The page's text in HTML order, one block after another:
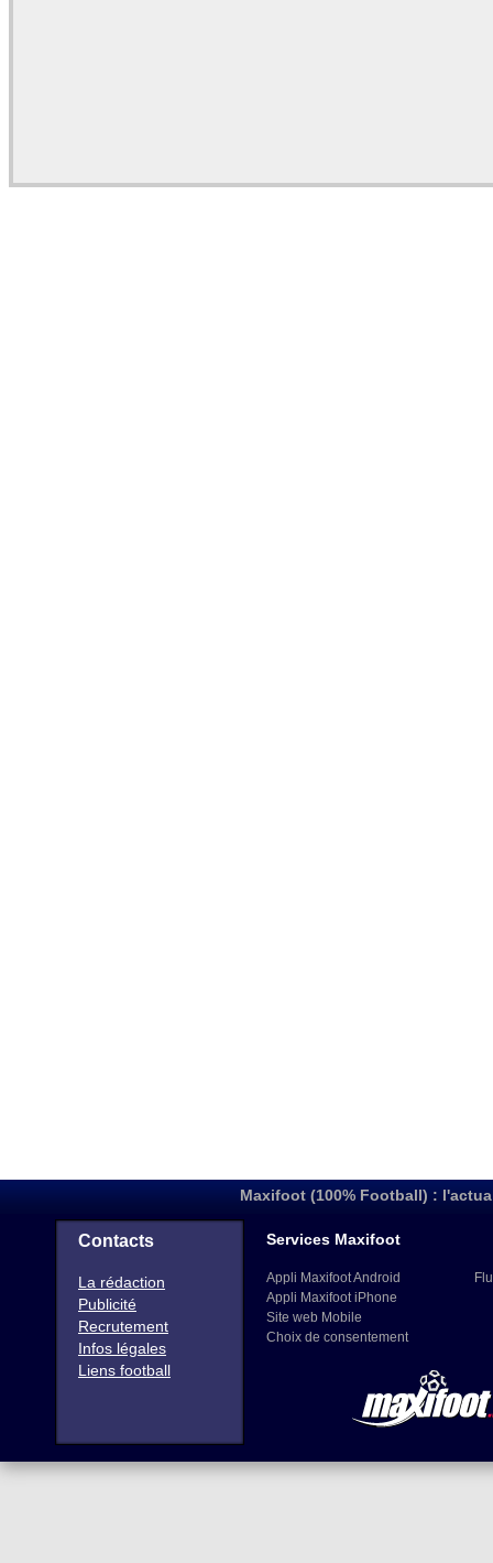
Maxifoot (100% Football) :
Contacts
La rédaction
Publicité
Recrutement
Infos légales
Liens football
Services Maxifoot
Appli Maxifoot Android
Appli Maxifoot iPhone
Site web Mobile
Choix de consentement